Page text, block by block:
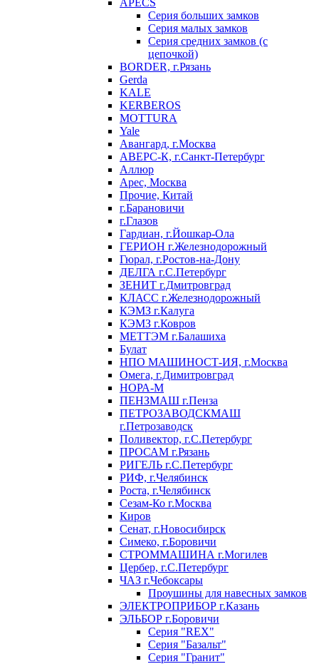
APECS
Серия больших замков
Серия малых замков
Серия средних замков (с
цепочкой)
BORDER, г.Рязань
Gerda
KALE
KERBEROS
MOTTURA
Yale
Авангард, г.Москва
АВЕРС-К, г.Санкт-Петербург
Аллюр
Арес, Москва
Прочие, Китай
г.Барановичи
г.Глазов
Гардиан, г.Йошкар-Ола
ГЕРИОН г.Железнодорожный
Гюрал, г.Ростов-на-Дону
ДЕЛГА г.С.Петербург
ЗЕНИТ г.Дмитровград
КЛАСС г.Железнодорожный
КЭМЗ г.Калуга
КЭМЗ г.Ковров
МЕТТЭМ г.Балашиха
Булат
НПО МАШИНОСТ-ИЯ, г.Москва
Омега, г.Димитровград
НОРА-М
ПЕНЗМАШ г.Пенза
ПЕТРОЗАВОДСКМАШ
г.Петрозаводск
Поливектор, г.С.Петербург
ПРОСАМ г.Рязань
РИГЕЛЬ г.С.Петербург
РИФ, г.Челябинск
Роста, г.Челябинск
Сезам-Ко г.Москва
Киров
Сенат, г.Новосибирск
Симеко, г.Боровичи
СТРОММАШИНА г.Могилев
Цербер, г.С.Петербург
ЧАЗ г.Чебоксары
Проушины для навесных замков
ЭЛЕКТРОПРИБОР г.Казань
ЭЛЬБОР г.Боровичи
Серия "REX"
Серия "Базальт"
Серия "Гранит"